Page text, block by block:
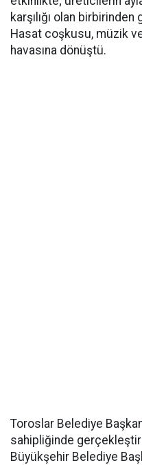
karşılığı olan
Hasat coşkusu, müzik
havasına dönüştü.
Toroslar Belediye
sahipliğinde
Büyükşehir Belediye